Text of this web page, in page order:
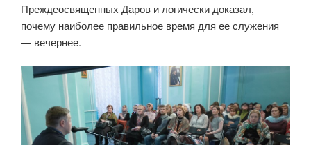
Преждеосвященных Даров и логически доказал,
почему наиболее правильное время для ее служения
— вечернее.